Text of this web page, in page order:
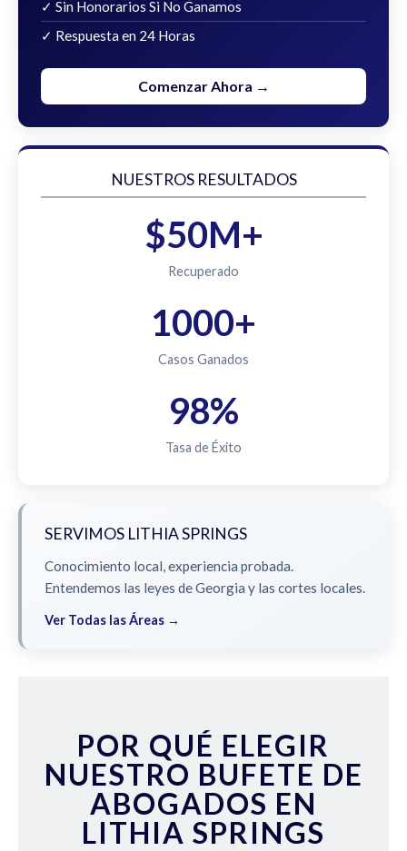
✓ Sin Honorarios Si No Ganamos
✓ Respuesta en 24 Horas
Comenzar Ahora →
NUESTROS RESULTADOS
$50M+
Recuperado
1000+
Casos Ganados
98%
Tasa de Éxito
SERVIMOS LITHIA SPRINGS
Conocimiento local, experiencia probada.
Entendemos las leyes de Georgia y las cortes locales.
Ver Todas las Áreas →
POR QUÉ ELEGIR
NUESTRO BUFETE DE
ABOGADOS EN
LITHIA SPRINGS